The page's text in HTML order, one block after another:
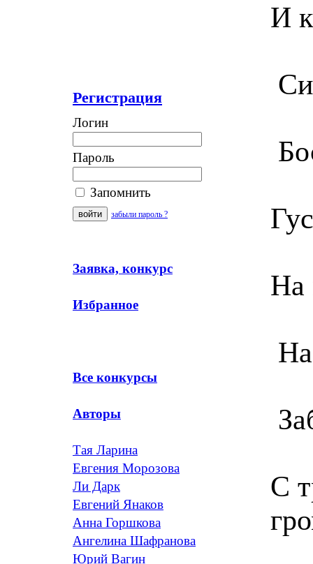
Регистрация
Логин
Пароль
Запомнить
забыли пароль ?
Заявка, конкурс
Избранное
Все конкурсы
Авторы
Тая Ларина
Евгения Морозова
Ли Дарк
Евгений Янаков
Анна Горшкова
Ангелина Шафранова
Юрий Вагин
И
На
С